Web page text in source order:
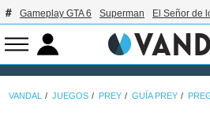
Gameplay GTA 6 Superman El Señor de
VANDAL JUEGOS PREY GUÍA PREY